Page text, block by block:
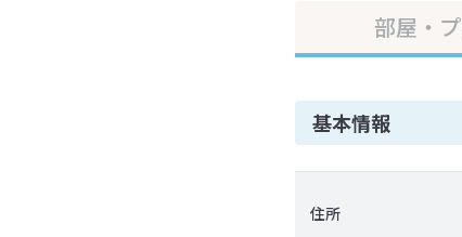
部屋・
基本情報
住所